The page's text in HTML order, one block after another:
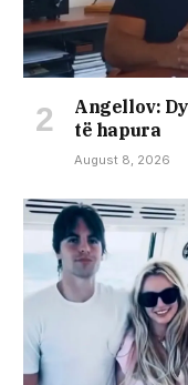
Angellov:
të hapura
August 8, 2026